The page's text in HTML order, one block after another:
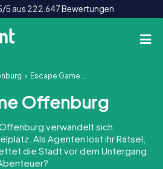
5 aus 222.647 Bewertungen
Escape Game Offenburg
Offenburg
verwandelt sich
Als Agenten löst ihr Rätsel,
die Stadt vor dem Untergang.